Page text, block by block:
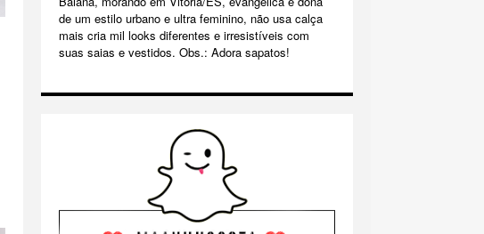
de um estilo urbano e ultra feminino, não usa calça
mais cria mil looks diferentes e irresistíveis com
suas saias e vestidos. Obs.: Adora sapatos!